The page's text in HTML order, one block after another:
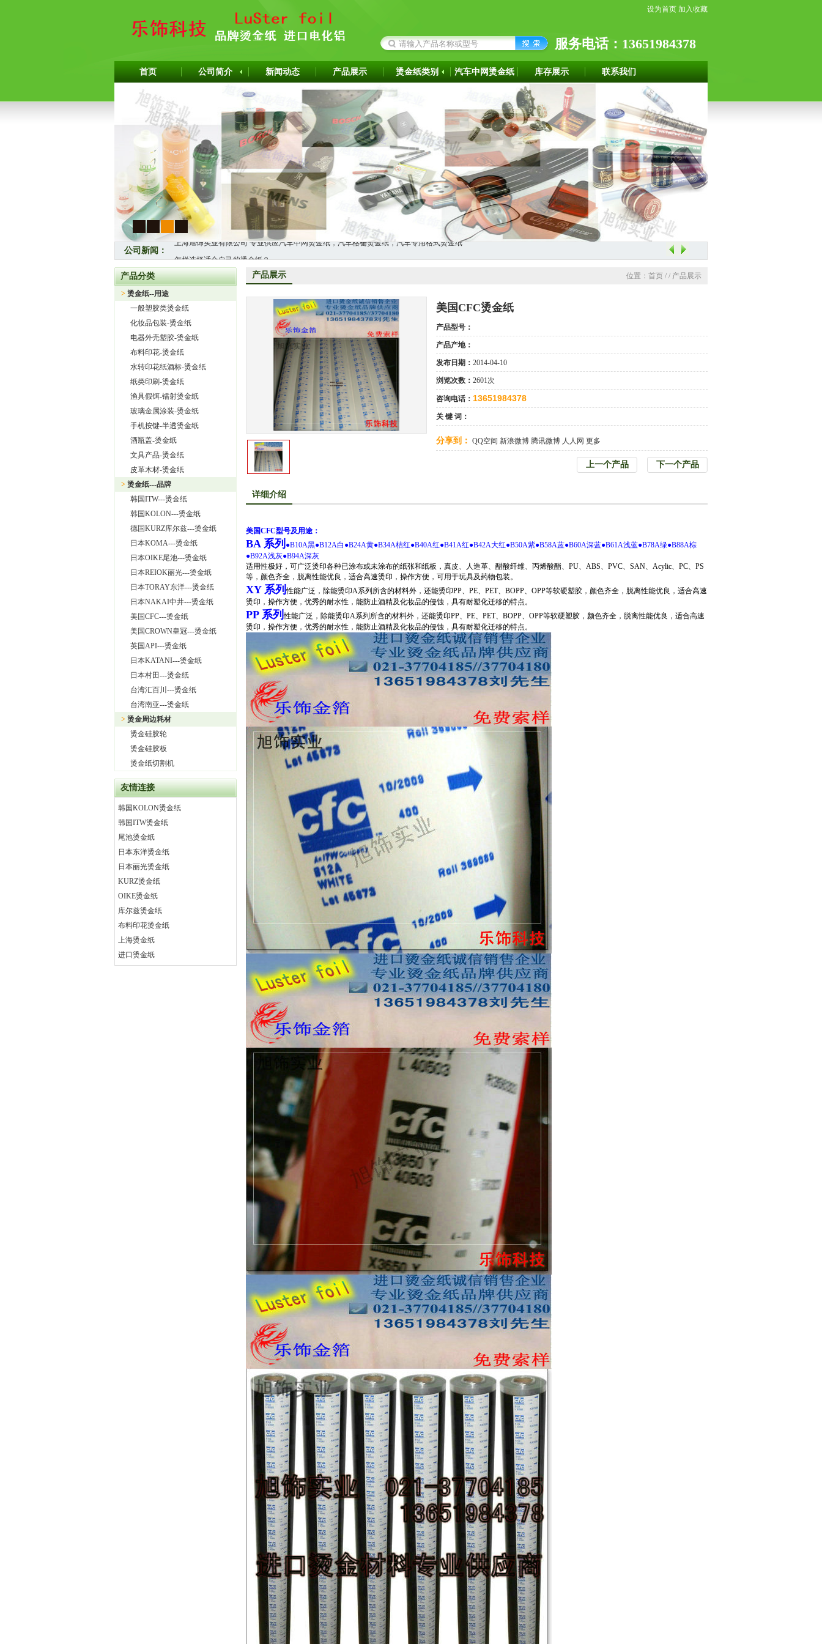
设为首页 加入收藏
服务电话：13651984378
首页 公司简介 新闻动态 产品展示 烫金纸类别 汽车中网烫金纸 库存展示 联系我们
4
公司新闻：
热烈祝贺上海旭饰实业有限公司成为韩国ITW烫金纸华东区代理商
上海旭饰实业有限公司—日本东洋烫金纸TORAY烫金纸华东区总代理
热烈祝贺上海旭饰实业有限公司成为德国库尔兹烫金纸一级代理商
热烈祝贺旭饰实业成为日本OIKE烫金纸尾池烫金纸华东区总代理商
上海旭饰实业有限公司——进口烫金纸专业供应商
怎样选择进口烫金纸
上海旭饰实业有限公司 专业供应汽车中网烫金纸，汽车格栅烫金纸，汽车专用格式烫金纸
产品分类
> 烫金纸--用途
一般塑胶类烫金纸
化妆品包装-烫金纸
电器外壳塑胶-烫金纸
布料印花-烫金纸
水转印花纸酒标-烫金纸
纸类印刷-烫金纸
渔具假饵-镭射烫金纸
玻璃金属涂装-烫金纸
手机按键-半透烫金纸
酒瓶盖-烫金纸
文具产品-烫金纸
皮革木材-烫金纸
> 烫金纸---品牌
韩国ITW---烫金纸
韩国KOLON---烫金纸
德国KURZ库尔兹---烫金纸
日本KOMA---烫金纸
日本OIKE尾池---烫金纸
日本REIOK丽光---烫金纸
日本TORAY东洋---烫金纸
日本NAKAI中井---烫金纸
美国CFC---烫金纸
美国CROWN皇冠---烫金纸
英国API---烫金纸
日本KATANI---烫金纸
日本村田---烫金纸
台湾汇百川---烫金纸
台湾南亚---烫金纸
> 烫金周边耗材
烫金硅胶轮
烫金硅胶板
烫金纸切割机
友情连接
韩国KOLON烫金纸
韩国ITW烫金纸
尾池烫金纸
日本东洋烫金纸
日本丽光烫金纸
KURZ烫金纸
OIKE烫金纸
库尔兹烫金纸
布料印花烫金纸
上海烫金纸
进口烫金纸
产品展示 位置：首页 / / 产品展示
美国CFC烫金纸
产品型号：
产品产地：
发布日期： 2014-04-10
浏览次数： 2601次
咨询电话： 13651984378
关 键 词：
分享到： QQ空间 新浪微博 腾讯微博 人人网 更多
下一个产品
上一个产品
详细介绍
美国CFC型号及用途：
BA 系列 ●B10A黑●B12A白 ●B24A黄●B34A桔红●B40A红●B41A红●B42A大红●B50A紫●B58A蓝●B60A深蓝●B61A浅蓝●B78A绿●B88A棕
●B92A浅灰●B94A深灰
适用性极好，可广泛烫印各种已涂布或未涂布的纸张和纸板，真皮、人造革、醋酸纤维、丙烯酸酯、PU、ABS、PVC、SAN、Acylic、PC、PS
等，颜色齐全，脱离性能优良，适合高速烫印，操作方便，可用于玩具及药物包装。
XY 系列性能广泛，除能烫印A系列所含的材料外，还能烫印PP、PE、PET、BOPP、OPP等软硬塑胶，颜色齐全，脱离性能优良，适合高速
烫印，操作方便，优秀的耐水性，能防止酒精及化妆品的侵蚀，具有耐塑化迁移的特点。
PP 系列性能广泛，除能烫印A系列所含的材料外，还能烫印PP、PE、PET、BOPP、OPP等软硬塑胶，颜色齐全，脱离性能优良，适合高速
烫印，操作方便，优秀的耐水性，能防止酒精及化妆品的侵蚀，具有耐塑化迁移的特点。